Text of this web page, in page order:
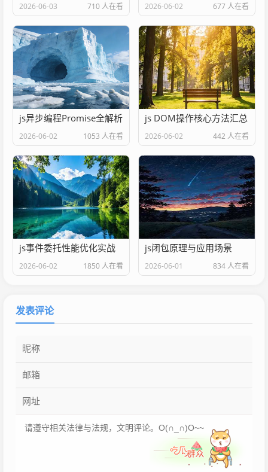
2026-06-03 710 人在看 2026-06-02 677 人在看
js异步编程Promise全解析
2026-06-02 1053 人在看
js DOM操作核心方法汇总
2026-06-02 442 人在看
js事件委托性能优化实战
2026-06-02 1850 人在看
js闭包原理与应用场景
2026-06-01 834 人在看
发表评论